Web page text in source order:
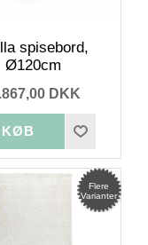
spisebord,
Ø120cm
DKK
Flere
Varianter